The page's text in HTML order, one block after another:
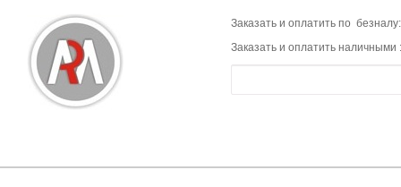
Заказать и оплатить по
Заказать и оплатить наличными